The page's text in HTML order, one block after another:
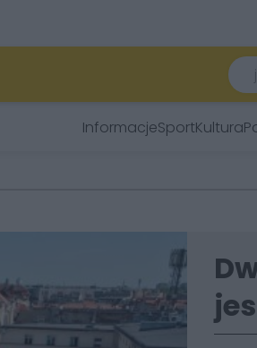
InformacjeSportKultura